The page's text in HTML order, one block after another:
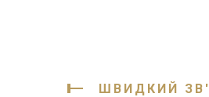
ШВИДКИЙ